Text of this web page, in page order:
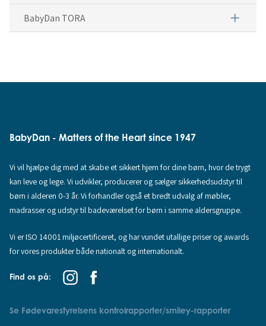
BabyDan TORA add
BabyDan - Matters of the Heart since 1947
Vi vil hjælpe dig med at skabe et sikkert hjem for dine børn, hvor de trygt
kan leve og lege. Vi udvikler, producerer og sælger sikkerhedsudstyr til
børn i alderen 0-3 år. Vi forhandler også et bredt udvalg af møbler,
madrasser og udstyr til badeværelset for børn i samme aldersgruppe.
Vi er ISO 14001 miljøcertificeret, og har vundet utallige priser og awards
for vores produkter både nationalt og internationalt.
Find os på:
Se Fødevarestyrelsens kontrolrapporter/smiley-rapporter